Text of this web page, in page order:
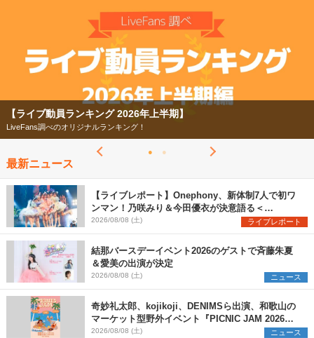
【ライブ動員ランキング 2026年上半期】
LiveFans調べのオリジナルランキング！
最新ニュース
【ライブレポート】Onephony、新体制7人で初ワ
ンマン！乃咲みり＆今田優衣が決意語る＜
Onephony新体制1st Oneman Live はじまりの夏
＞
2026/08/08 (土) ライブレポート
結那バースデーイベント2026のゲストで斉藤朱夏
＆愛美の出演が決定
2026/08/08 (土) ニュース
奇妙礼太郎、kojikoji、DENIMSら出演、和歌山の
マーケット型野外イベント『PICNIC JAM 2026』
早割チケット発売開始
2026/08/08 (土) ニュース